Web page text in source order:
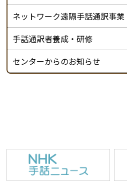
ネットワーク遠隔手話通訳事業
手話通訳者養成・研修
センターからのお知らせ